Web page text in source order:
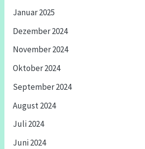
Januar 2025
Dezember 2024
November 2024
Oktober 2024
September 2024
August 2024
Juli 2024
Juni 2024